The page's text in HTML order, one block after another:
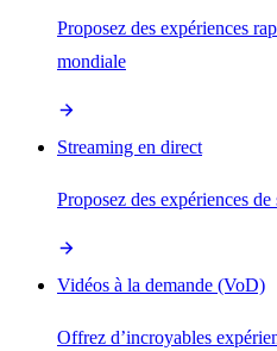
Proposez des expériences
mondiale
Streaming en direct
Proposez des expériences
Vidéos à la demande (VoD)
Offrez d’incroyables